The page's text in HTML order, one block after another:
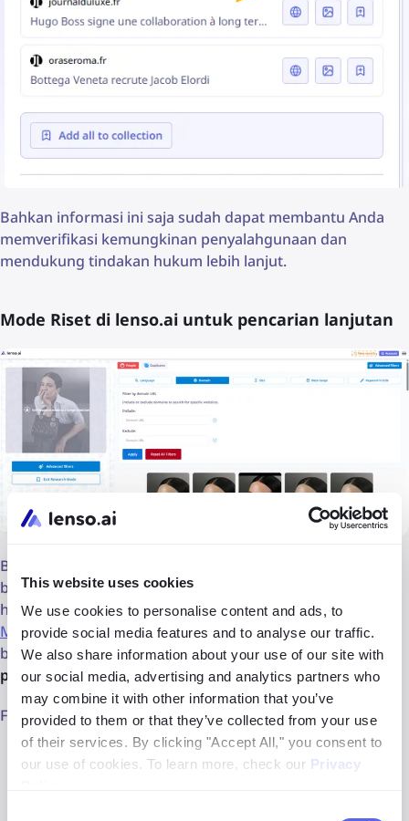
This website uses cookies
We use cookies to personalise content and ads, to
provide social media features and to analyse our traffic.
We also share information about your use of our site with
our social media, advertising and analytics partners who
may combine it with other information that you’ve
provided to them or that they’ve collected from your use
of their services. By clicking "Accept All," you consent to
our use of cookies. To learn more, check our Privacy
Bahkan informasi ini saja sudah dapat membantu Anda
memverifikasi kemungkinan penyalahgunaan dan
mendukung tindakan hukum lebih lanjut.
Mode Riset di lenso.ai untuk pencarian lanjutan
Beberapa model muncul dalam banyak kampanye selama
bertahun-tahun, sehingga sulit untuk memeriksa semua
hasil secara manual. Karena itu, lenso.ai menawarkan
Mode Riset, fitur yang membantu menemukan lebih
banyak hasil dengan menggunakanfilter lanjutan agar
pencarian lebih spesifik dan akurat.
Filter yang tersedia meliputi:
Menyertakan atau mengecualikan domain tertentu